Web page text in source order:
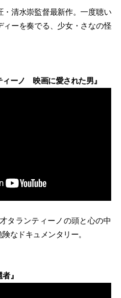
・清水崇監督最新作。一度聴い
ィーを奏でる、少女・さなの怪
ィーノ 映画に愛された男』
タランティーノの頭と心の中
なドキュメンタリー。
』